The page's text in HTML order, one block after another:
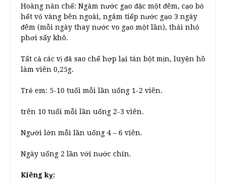
Hoàng nàn chế: Ngàm nước gạo đặc một đêm, cạo bỏ
hết vỏ vàng bên ngoài, ngâm tiếp nước gạo 3 ngày
đêm (mỗi ngày thay nước vo gạo một lần), thái nhỏ
phơi sấy khô.
Tất cả các vị đã sao chế hợp lại tán bột mịn, luyện hồ
làm viên 0,25g.
Trẻ em: 5-10 tuổi mỗi lần uống 1-2 viên.
trên 10 tuổi mỗi lần uống 2-3 viên.
Người lớn mỗi lần uống 4 – 6 viên.
Ngày uống 2 lần với nước chín.
Kiêng kỵ: